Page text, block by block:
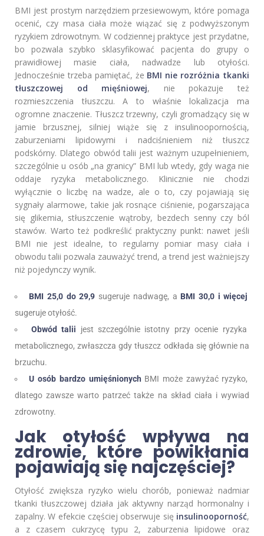
BMI jest prostym narzędziem przesiewowym, które pomaga
ocenić, czy masa ciała może wiązać się z podwyższonym
ryzykiem zdrowotnym. W codziennej praktyce jest przydatne,
bo pozwala szybko sklasyfikować pacjenta do grupy o
prawidłowej masie ciała, nadwadze lub otyłości.
Jednocześnie trzeba pamiętać, że BMI nie rozróżnia tkanki
tłuszczowej od mięśniowej, nie pokazuje też
rozmieszczenia tłuszczu. A to właśnie lokalizacja ma
ogromne znaczenie. Tłuszcz trzewny, czyli gromadzący się w
jamie brzusznej, silniej wiąże się z insulinoopornością,
zaburzeniami lipidowymi i nadciśnieniem niż tłuszcz
podskórny. Dlatego obwód talii jest ważnym uzupełnieniem,
szczególnie u osób „na granicy” BMI lub wtedy, gdy waga nie
oddaje ryzyka metabolicznego. Klinicznie nie chodzi
wyłącznie o liczbę na wadze, ale o to, czy pojawiają się
sygnały alarmowe, takie jak rosnące ciśnienie, pogarszająca
się glikemia, stłuszczenie wątroby, bezdech senny czy ból
stawów. Warto też podkreślić praktyczny punkt: nawet jeśli
BMI nie jest idealne, to regularny pomiar masy ciała i
obwodu talii pozwala zauważyć trend, a trend jest ważniejszy
niż pojedynczy wynik.
BMI 25,0 do 29,9 sugeruje nadwagę, a BMI 30,0 i więcej
sugeruje otyłość.
Obwód talii jest szczególnie istotny przy ocenie ryzyka
metabolicznego, zwłaszcza gdy tłuszcz odkłada się głównie na
brzuchu.
U osób bardzo umięśnionych BMI może zawyżać ryzyko,
dlatego zawsze warto patrzeć także na skład ciała i wywiad
zdrowotny.
Jak otyłość wpływa na
zdrowie, które powikłania
pojawiają się najczęściej?
Otyłość zwiększa ryzyko wielu chorób, ponieważ nadmiar
tkanki tłuszczowej działa jak aktywny narząd hormonalny i
zapalny. W efekcie częściej obserwuje się insulinooporność,
a z czasem cukrzycę typu 2, zaburzenia lipidowe oraz